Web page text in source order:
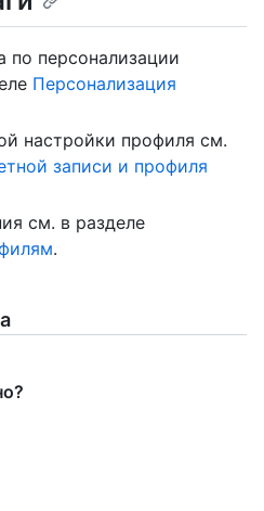
по персонализации
Персонализация
настройки профиля см.
записи и профиля
см. в разделе
.